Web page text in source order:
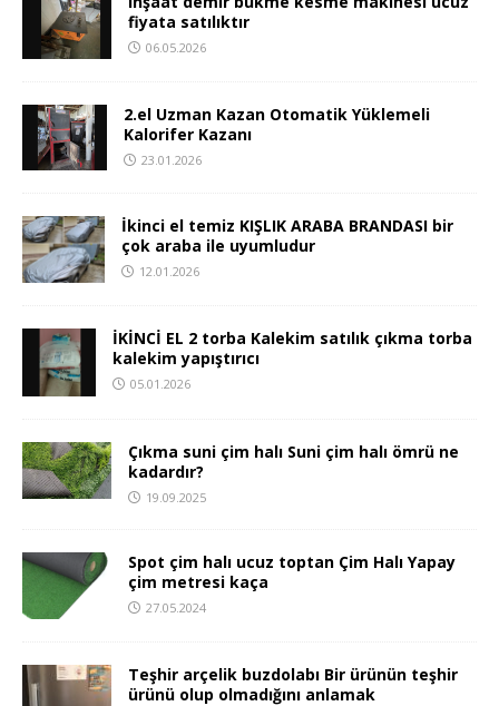
fiyata satılıktır
06.05.2026
2.el Uzman Kazan Otomatik Yüklemeli
Kalorifer Kazanı
23.01.2026
İkinci el temiz KIŞLIK ARABA BRANDASI bir
çok araba ile uyumludur
12.01.2026
İKİNCİ EL 2 torba Kalekim satılık çıkma torba
kalekim yapıştırıcı
05.01.2026
Çıkma suni çim halı Suni çim halı ömrü ne
kadardır?
19.09.2025
Spot çim halı ucuz toptan Çim Halı Yapay
çim metresi kaça
27.05.2024
Teşhir arçelik buzdolabı Bir ürünün teşhir
ürünü olup olmadığını anlamak